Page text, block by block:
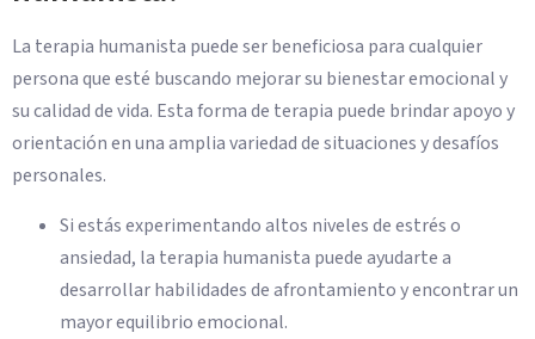
La terapia humanista puede ser beneficiosa para cualquier
persona que esté buscando mejorar su bienestar emocional y
su calidad de vida. Esta forma de terapia puede brindar apoyo y
orientación en una amplia variedad de situaciones y desafíos
personales.
Si estás experimentando altos niveles de estrés o
ansiedad, la terapia humanista puede ayudarte a
desarrollar habilidades de afrontamiento y encontrar un
mayor equilibrio emocional.